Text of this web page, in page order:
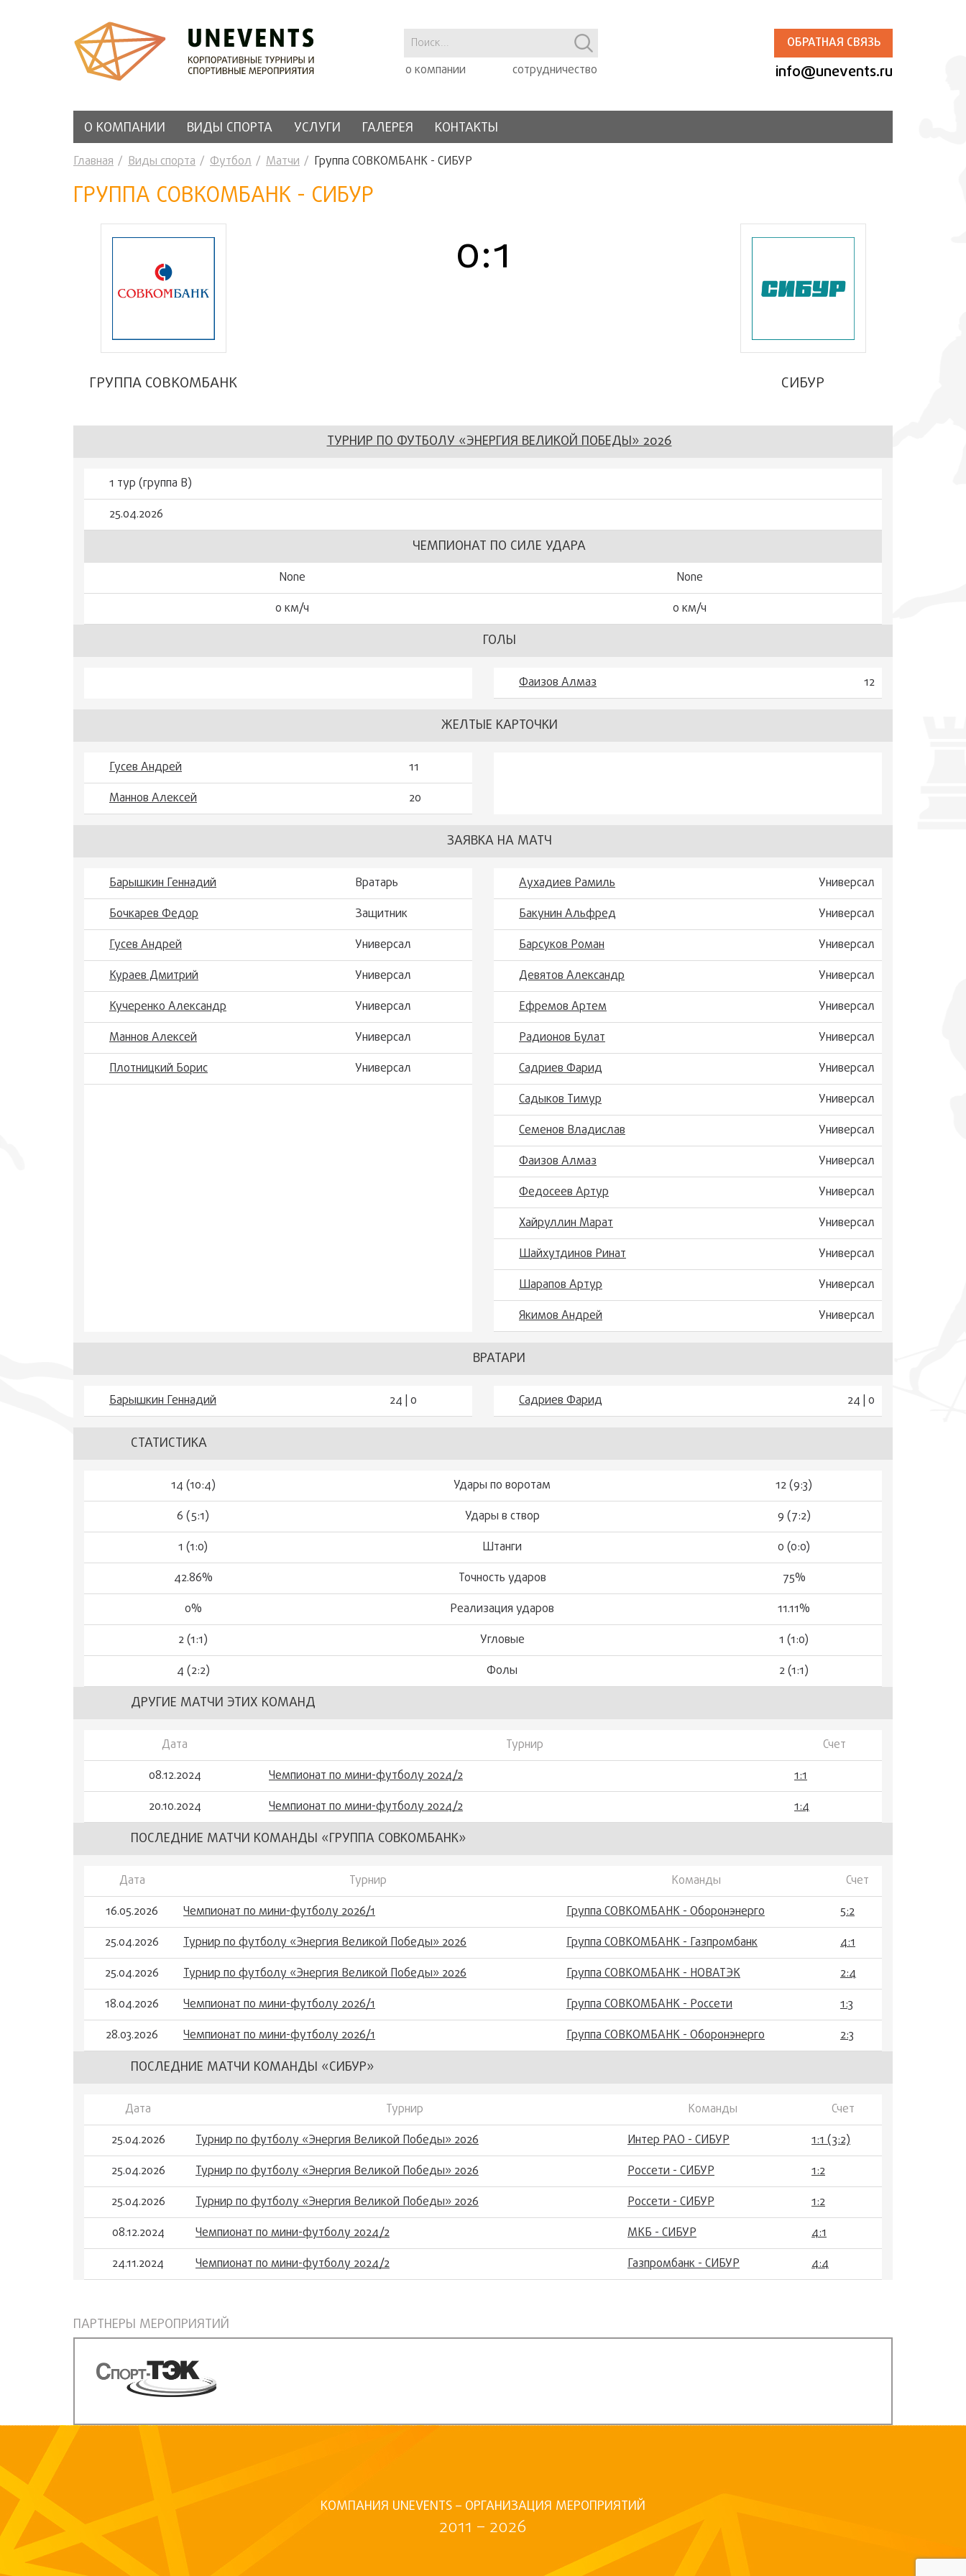
о компании сотрудничество
ОБРАТНАЯ СВЯЗЬ
info@unevents.ru
О КОМПАНИИ ВИДЫ СПОРТА УСЛУГИ ГАЛЕРЕЯ КОНТАКТЫ
Главная Виды спорта Футбол Матчи Группа СОВКОМБАНК - СИБУР
ГРУППА СОВКОМБАНК - СИБУР
ГРУППА СОВКОМБАНК
0:1
СИБУР
ТУРНИР ПО ФУТБОЛУ «ЭНЕРГИЯ ВЕЛИКОЙ ПОБЕДЫ» 2026
1 тур (группа В)
25.04.2026
ЧЕМПИОНАТ ПО СИЛЕ УДАРА
None
None
0 км/ч
0 км/ч
ГОЛЫ
Фаизов Алмаз 12
ЖЕЛТЫЕ КАРТОЧКИ
Гусев Андрей
11
Маннов Алексей
20
ЗАЯВКА НА МАТЧ
Барышкин Геннадий
Вратарь
Бочкарев Федор
Защитник
Гусев Андрей
Универсал
Кураев Дмитрий
Универсал
Кучеренко Александр
Универсал
Маннов Алексей
Универсал
Плотницкий Борис
Универсал
Аухадиев Рамиль
Универсал
Бакунин Альфред
Универсал
Барсуков Роман
Универсал
Девятов Александр
Универсал
Ефремов Артем
Универсал
Радионов Булат
Универсал
Садриев Фарид
Универсал
Садыков Тимур
Универсал
Семенов Владислав
Универсал
Фаизов Алмаз
Универсал
Федосеев Артур
Универсал
Хайруллин Марат
Универсал
Шайхутдинов Ринат
Универсал
Шарапов Артур
Универсал
Якимов Андрей
Универсал
ВРАТАРИ
Барышкин Геннадий 24 | 0 Садриев Фарид 24 | 0
СТАТИСТИКА
14 (10:4) Удары по воротам
12 (9:3)
6 (5:1)
Удары в створ
9 (7:2)
1 (1:0)
Штанги
0 (0:0)
42.86%
Точность ударов
75%
0%
Реализация ударов
11.11%
2 (1:1)
Угловые
1 (1:0)
4 (2:2)
Фолы 2 (1:1)
ДРУГИЕ МАТЧИ ЭТИХ КОМАНД
Дата Турнир
Счет
08.12.2024
Чемпионат по мини-футболу 2024/2
1:1
20.10.2024
Чемпионат по мини-футболу 2024/2 1:4
ПОСЛЕДНИЕ МАТЧИ КОМАНДЫ «ГРУППА СОВКОМБАНК»
Дата Турнир Команды
Счет
16.05.2026
Чемпионат по мини-футболу 2026/1 Группа СОВКОМБАНК - Оборонэнерго
5:2
25.04.2026
Турнир по футболу «Энергия Великой Победы» 2026 Группа СОВКОМБАНК - Газпромбанк
4:1
25.04.2026
Турнир по футболу «Энергия Великой Победы» 2026 Группа СОВКОМБАНК - НОВАТЭК
2:4
18.04.2026
Чемпионат по мини-футболу 2026/1 Группа СОВКОМБАНК - Россети
1:3
28.03.2026
Чемпионат по мини-футболу 2026/1 Группа СОВКОМБАНК - Оборонэнерго 2:3
ПОСЛЕДНИЕ МАТЧИ КОМАНДЫ «СИБУР»
Дата Турнир Команды
Счет
25.04.2026
Турнир по футболу «Энергия Великой Победы» 2026 Интер РАО - СИБУР
1:1 (3:2)
25.04.2026
Турнир по футболу «Энергия Великой Победы» 2026 Россети - СИБУР
1:2
25.04.2026
Турнир по футболу «Энергия Великой Победы» 2026 Россети - СИБУР
1:2
08.12.2024
Чемпионат по мини-футболу 2024/2 МКБ - СИБУР
4:1
24.11.2024
Чемпионат по мини-футболу 2024/2 Газпромбанк - СИБУР 4:4
ПАРТНЕРЫ МЕРОПРИЯТИЙ
КОМПАНИЯ UNEVENTS – ОРГАНИЗАЦИЯ МЕРОПРИЯТИЙ
2011 – 2026